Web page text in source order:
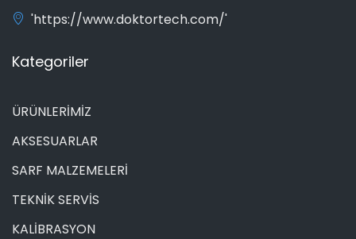
'https://www.doktortech.com/'
Kategoriler
ÜRÜNLERİMİZ
AKSESUARLAR
SARF MALZEMELERİ
TEKNİK SERVİS
KALİBRASYON